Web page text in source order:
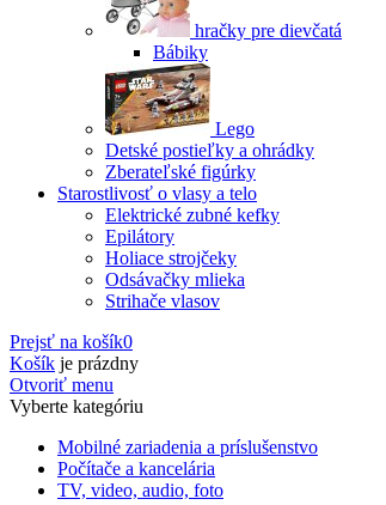
hračky pre dievčatá
Bábiky
Lego
Detské postieľky a ohrádky
Zberateľské figúrky
Starostlivosť o vlasy a telo
Elektrické zubné kefky
Epilátory
Holiace strojčeky
Odsávačky mlieka
Strihače vlasov
Prejsť na košík0
Košík je prázdny
Otvoriť menu
Vyberte kategóriu
Mobilné zariadenia a príslušenstvo
Počítače a kancelária
TV, video, audio, foto